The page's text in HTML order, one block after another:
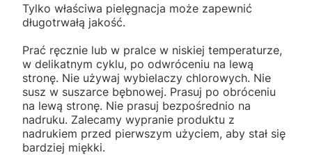
Tylko właściwa pielęgnacja może zapewnić
długotrwałą jakość.
Prać ręcznie lub w pralce w niskiej temperaturze,
w delikatnym cyklu, po odwróceniu na lewą
stronę. Nie używaj wybielaczy chlorowych. Nie
susz w suszarce bębnowej. Prasuj po obróceniu
na lewą stronę. Nie prasuj bezpośrednio na
nadruku. Zalecamy wypranie produktu z
nadrukiem przed pierwszym użyciem, aby stał się
bardziej miękki.